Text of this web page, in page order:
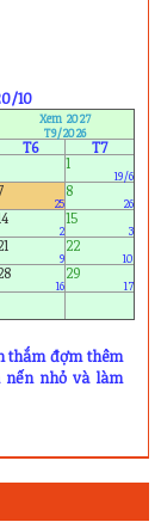
10
25
8
15
22
10
16
29
17
đợm thêm
nến nhỏ và làm